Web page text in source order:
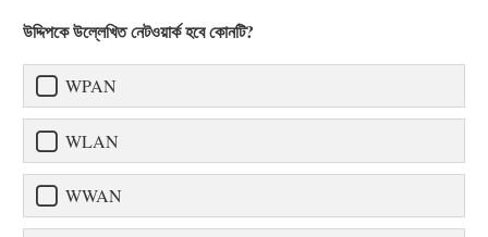
উদ্দিপকে উল্লেখিত নেটওয়ার্ক হবে কোনটি?
WPAN
WLAN
WWAN